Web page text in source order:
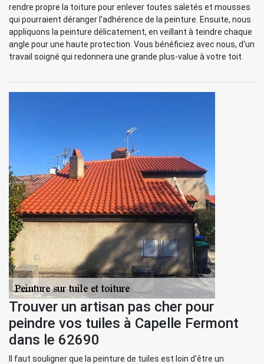
rendre propre la toiture pour enlever toutes saletés et mousses
qui pourraient déranger l'adhérence de la peinture. Ensuite, nous
appliquons la peinture délicatement, en veillant à teindre chaque
angle pour une haute protection. Vous bénéficiez avec nous, d'un
travail soigné qui redonnera une grande plus-value à votre toit.
Trouver un artisan pas cher pour
peindre vos tuiles à Capelle Fermont
dans le 62690
Il faut souligner que la peinture de tuiles est loin d'être un